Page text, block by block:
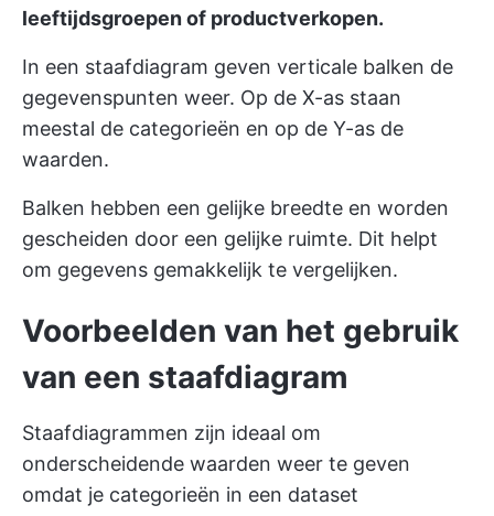
leeftijdsgroepen of productverkopen.
In een staafdiagram geven verticale balken de
gegevenspunten weer. Op de X-as staan
meestal de categorieën en op de Y-as de
waarden.
Balken hebben een gelijke breedte en worden
gescheiden door een gelijke ruimte. Dit helpt
om gegevens gemakkelijk te vergelijken.
Voorbeelden van het gebruik
van een staafdiagram
Staafdiagrammen zijn ideaal om
onderscheidende waarden weer te geven
omdat je categorieën in een dataset